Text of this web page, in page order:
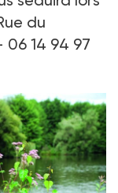
du
06 14 94 97